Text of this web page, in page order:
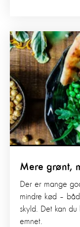
Mere grønt,
Der er mange
mindre kød –
skyld. Det kan
emnet.